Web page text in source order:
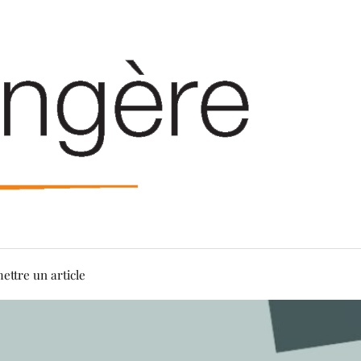
un article